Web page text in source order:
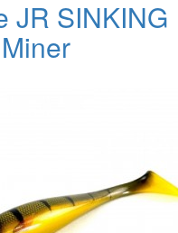
JR SINKING